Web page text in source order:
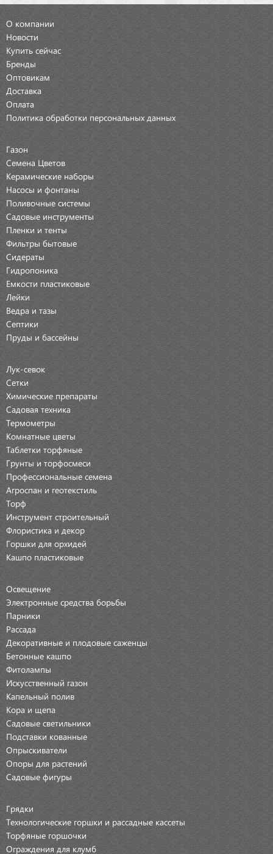
О компании
Новости
Купить сейчас
Бренды
Оптовикам
Доставка
Оплата
Политика обработки персональных данных
Газон
Семена Цветов
Керамические наборы
Насосы и фонтаны
Поливочные системы
Садовые инструменты
Пленки и тенты
Фильтры бытовые
Сидераты
Гидропоника
Емкости пластиковые
Лейки
Ведра и тазы
Септики
Пруды и бассейны
Лук-севок
Сетки
Химические препараты
Садовая техника
Термометры
Комнатные цветы
Таблетки торфяные
Грунты и торфосмеси
Профессиональные семена
Агроспан и геотекстиль
Торф
Инструмент строительный
Флористика и декор
Горшки для орхидей
Кашпо пластиковые
Освещение
Электронные средства борьбы
Парники
Рассада
Декоративные и плодовые саженцы
Бетонные кашпо
Фитолампы
Искусственный газон
Капельный полив
Кора и щепа
Садовые светильники
Подставки кованные
Опрыскиватели
Опоры для растений
Садовые фигуры
Грядки
Технологические горшки и рассадные кассеты
Торфяные горшочки
Ограждения для клумб